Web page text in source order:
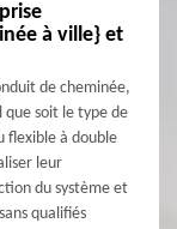
à ville} et
de cheminée,
que soit le type de
flexible à double
leur
du système et
qualifiés